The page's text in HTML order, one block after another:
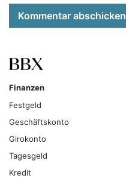
Kommentar abschicken
Finanzen
Festgeld
Geschäftskonto
Girokonto
Tagesgeld
Kredit